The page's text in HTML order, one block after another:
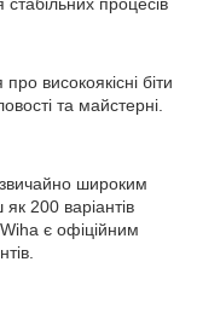
процесів
високоякісні біти
та майстерні.
широким
200 варіантів
є офіційним